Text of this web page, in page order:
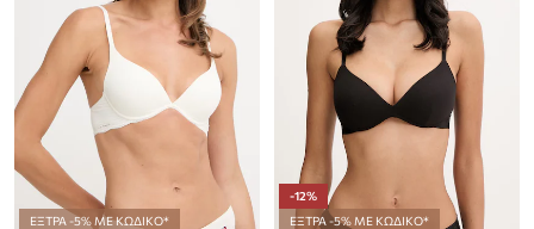
ΕΞΤΡΑ -5% ΜΕ ΚΩΔΙΚΟ*
-12%
ΕΞΤΡΑ -5% ΜΕ ΚΩΔΙΚΟ*